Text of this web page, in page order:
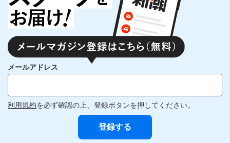
メールアドレス
利用規約を必ず確認の上、登録ボタンを押してください。